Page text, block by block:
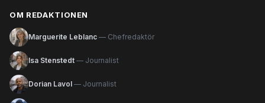
OM REDAKTIONEN
Marguerite Leblanc — Chefredaktör
Isa Stenstedt — Journalist
Dorian Lavol — Journalist